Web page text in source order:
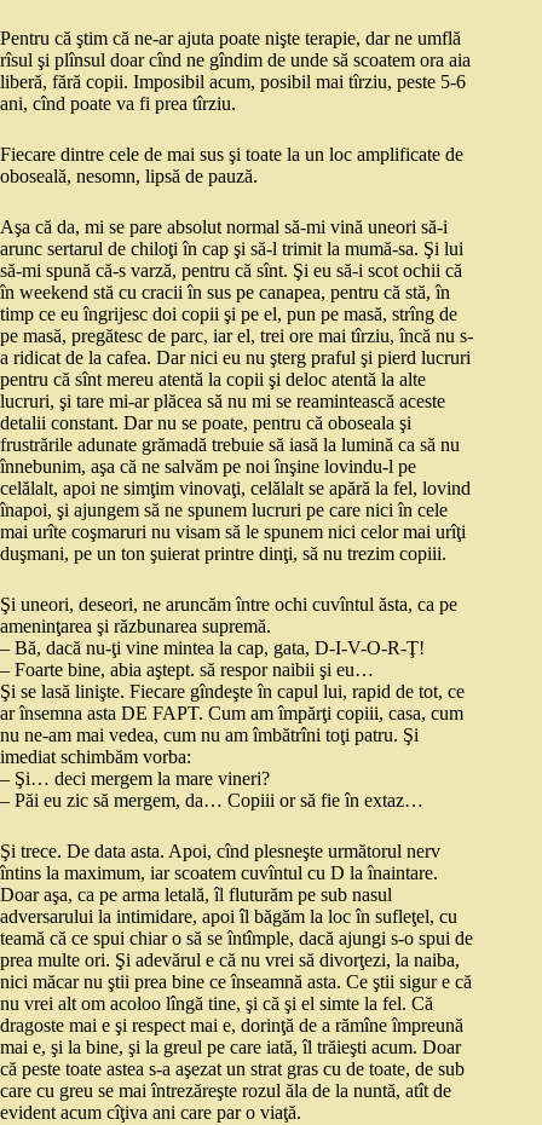
Pentru că ştim că ne-ar ajuta poate nişte terapie, dar ne umflă
rîsul şi plînsul doar cînd ne gîndim de unde să scoatem ora aia
liberă, fără copii. Imposibil acum, posibil mai tîrziu, peste 5-6
ani, cînd poate va fi prea tîrziu.
Fiecare dintre cele de mai sus şi toate la un loc amplificate de
oboseală, nesomn, lipsă de pauză.
Aşa că da, mi se pare absolut normal să-mi vină uneori să-i
arunc sertarul de chiloţi în cap şi să-l trimit la mumă-sa. Şi lui
să-mi spună că-s varză, pentru că sînt. Şi eu să-i scot ochii că
în weekend stă cu cracii în sus pe canapea, pentru că stă, în
timp ce eu îngrijesc doi copii şi pe el, pun pe masă, strîng de
pe masă, pregătesc de parc, iar el, trei ore mai tîrziu, încă nu s-
a ridicat de la cafea. Dar nici eu nu şterg praful şi pierd lucruri
pentru că sînt mereu atentă la copii şi deloc atentă la alte
lucruri, şi tare mi-ar plăcea să nu mi se reamintească aceste
detalii constant. Dar nu se poate, pentru că oboseala şi
frustrările adunate grămadă trebuie să iasă la lumină ca să nu
înnebunim, aşa că ne salvăm pe noi înşine lovindu-l pe
celălalt, apoi ne simţim vinovaţi, celălalt se apără la fel, lovind
înapoi, şi ajungem să ne spunem lucruri pe care nici în cele
mai urîte coşmaruri nu visam să le spunem nici celor mai urîţi
duşmani, pe un ton şuierat printre dinţi, să nu trezim copiii.
Şi uneori, deseori, ne aruncăm între ochi cuvîntul ăsta, ca pe
ameninţarea şi răzbunarea supremă.
– Bă, dacă nu-ţi vine mintea la cap, gata, D-I-V-O-R-Ţ!
– Foarte bine, abia aştept. să respor naibii şi eu…
Şi se lasă linişte. Fiecare gîndeşte în capul lui, rapid de tot, ce
ar însemna asta DE FAPT. Cum am împărţi copiii, casa, cum
nu ne-am mai vedea, cum nu am îmbătrîni toţi patru. Şi
imediat schimbăm vorba:
– Şi… deci mergem la mare vineri?
– Păi eu zic să mergem, da… Copiii or să fie în extaz…
Şi trece. De data asta. Apoi, cînd plesneşte următorul nerv
întins la maximum, iar scoatem cuvîntul cu D la înaintare.
Doar aşa, ca pe arma letală, îl fluturăm pe sub nasul
adversarului la intimidare, apoi îl băgăm la loc în sufleţel, cu
teamă că ce spui chiar o să se întîmple, dacă ajungi s-o spui de
prea multe ori. Şi adevărul e că nu vrei să divorţezi, la naiba,
nici măcar nu ştii prea bine ce înseamnă asta. Ce ştii sigur e că
nu vrei alt om acoloo lîngă tine, şi că şi el simte la fel. Că
dragoste mai e şi respect mai e, dorinţă de a rămîne împreună
mai e, şi la bine, şi la greul pe care iată, îl trăieşti acum. Doar
că peste toate astea s-a aşezat un strat gras cu de toate, de sub
care cu greu se mai întrezăreşte rozul ăla de la nuntă, atît de
evident acum cîţiva ani care par o viaţă.